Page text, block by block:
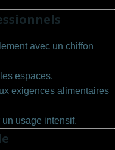
avec un chiffon
espaces.
exigences alimentaires
usage intensif.